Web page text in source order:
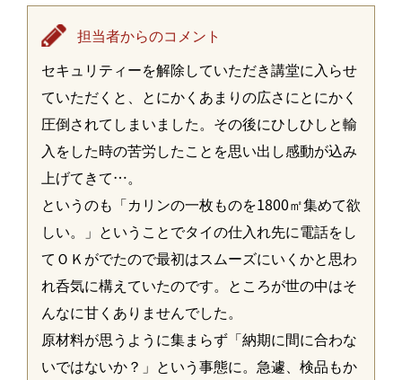
担当者からのコメント
セキュリティーを解除していただき講堂に入らせ
ていただくと、とにかくあまりの広さにとにかく
圧倒されてしまいました。その後にひしひしと輸
入をした時の苦労したことを思い出し感動が込み
上げてきて…。
というのも「カリンの一枚ものを1800㎡集めて欲
しい。」ということでタイの仕入れ先に電話をし
てＯＫがでたので最初はスムーズにいくかと思わ
れ呑気に構えていたのです。ところが世の中はそ
んなに甘くありませんでした。
原材料が思うように集まらず「納期に間に合わな
いではないか？」という事態に。急遽、検品もか